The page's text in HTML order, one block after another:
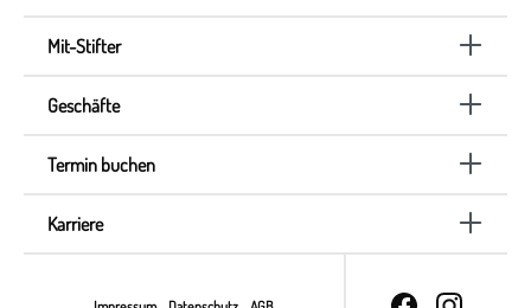
Mit-Stifter
Geschäfte
Termin buchen
Karriere